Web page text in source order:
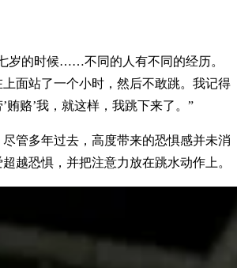
岁的时候……不同的人有不同的经历。
面站了一个小时，然后不敢跳。我记得
贿赂’我，就这样，我跳下来了。”
管多年过去，高度带来的恐惧感并未消
越恐惧，并把注意力放在跳水动作上。